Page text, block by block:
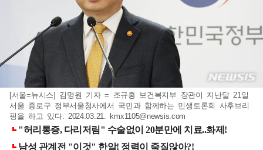
[서울=뉴시스] 김명원 기자 = 조규홍 보건복지부 장관이 지난달 21일
서울 종로구 정부서울청사에서 국민과 함께하는 민생토론회 사후브리
핑을 하고 있다. 2024.03.21. kmx1105@newsis.com